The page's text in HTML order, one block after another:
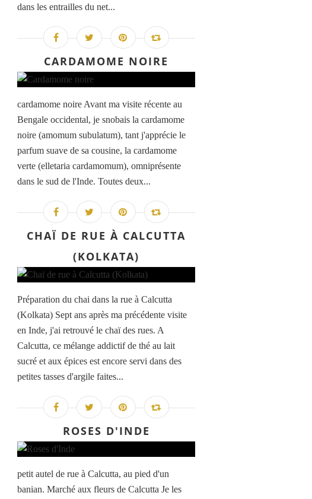
dans les entrailles du net...
CARDAMOME NOIRE
cardamome noire Avant ma visite récente au
Bengale occidental, je snobais la cardamome
noire (amomum subulatum), tant j'apprécie le
parfum suave de sa cousine, la cardamome
verte (elletaria cardamomum), omniprésente
dans le sud de l'Inde. Toutes deux...
CHAÏ DE RUE À CALCUTTA
(KOLKATA)
Préparation du chai dans la rue à Calcutta
(Kolkata) Sept ans après ma précédente visite
en Inde, j'ai retrouvé le chaï des rues. A
Calcutta, ce mélange addictif de thé au lait
sucré et aux épices est encore servi dans des
petites tasses d'argile faites...
ROSES D'INDE
petit autel de rue à Calcutta, au pied d'un
banian. Marché aux fleurs de Calcutta Je les